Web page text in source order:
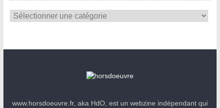
www.horsdoeuvre.fr, aka HdO, est un webzine indépendant qui